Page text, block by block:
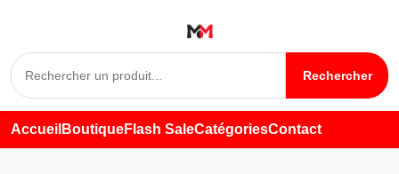
Rechercher
Accueil BoutiqueFlash SaleCatégoriesContact